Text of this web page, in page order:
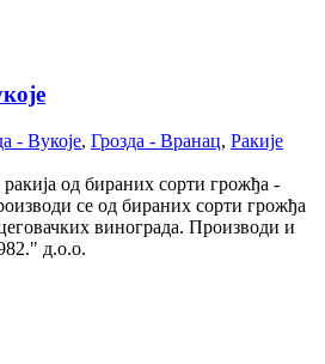
- Вукоје, Грозда - Вранац, Ракије
од бираних сорти грожђа -
се од бираних сорти грожђа
винограда. Производи и
д.о.о.